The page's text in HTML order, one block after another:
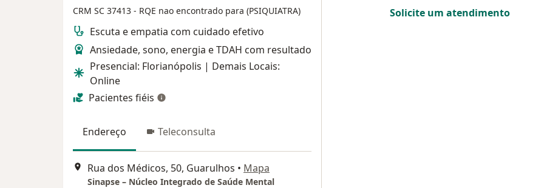
CRM SC 37413 - RQE nao encontrado para (PSIQUIATRA)
Escuta e empatia com cuidado efetivo
Ansiedade, sono, energia e TDAH com resultado
Presencial: Florianópolis | Demais Locais:
Online
Pacientes fiéis
Endereço Teleconsulta
Rua dos Médicos, 50, Guarulhos • Mapa
Sinapse – Núcleo Integrado de Saúde Mental
Solicite um atendimento